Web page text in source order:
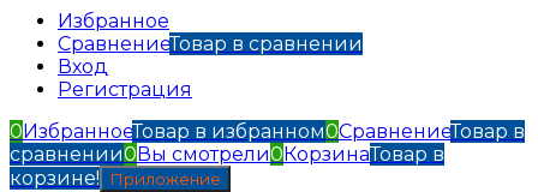
Избранное
СравнениеТовар в сравнении
Вход
Регистрация
0ИзбранноеТовар в избранном0СравнениеТовар в
сравнении0Вы смотрели0КорзинаТовар в
корзине!
Приложение